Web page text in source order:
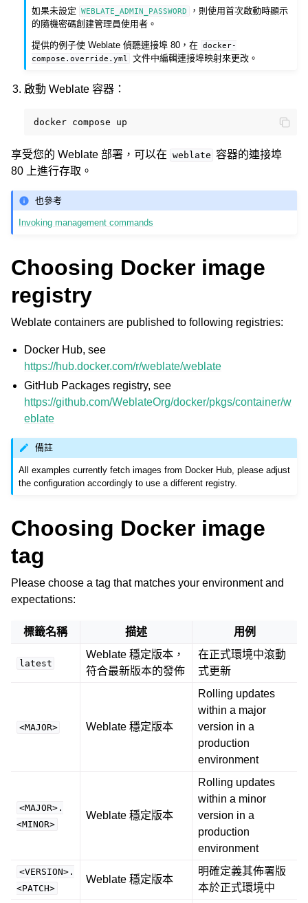
如果未設定 WEBLATE_ADMIN_PASSWORD
，則使用首次啟動時顯示
的隨機密碼創建管理員使用者。
提供的例子使 Weblate 偵聽連接埠 80，在
docker-
compose.override.yml
文件中編輯連接埠映射來更改。
啟動 Weblate 容器：
docker compose
享受您的 Weblate 部署，可以在 weblate 容器的連接埠
80 上進行存取。
也參考
Invoking management commands
Choosing Docker image
registry
Weblate containers are published to following registries:
Docker Hub, see
https://hub.docker.com/r/weblate/weblate
GitHub Packages registry, see
https://github.com/WeblateOrg/docker/pkgs/container/w
eblate
備註
All examples currently fetch images from Docker Hub, please adjust
the configuration accordingly to use a different registry.
Choosing Docker image
tag
Please choose a tag that matches your environment and
expectations:
標籤名稱 描述 用例
latest
Weblate 穩定版本，
符合最新版本的發佈
在正式環境中滾動
式更新
<MAJOR> Weblate 穩定版本
Rolling updates
within a major
version in a
production
environment
<MAJOR>.
<MINOR>
Weblate 穩定版本
Rolling updates
within a minor
version in a
production
environment
<VERSION>.
<PATCH>
Weblate 穩定版本
明確定義其佈署版
本於正式環境中